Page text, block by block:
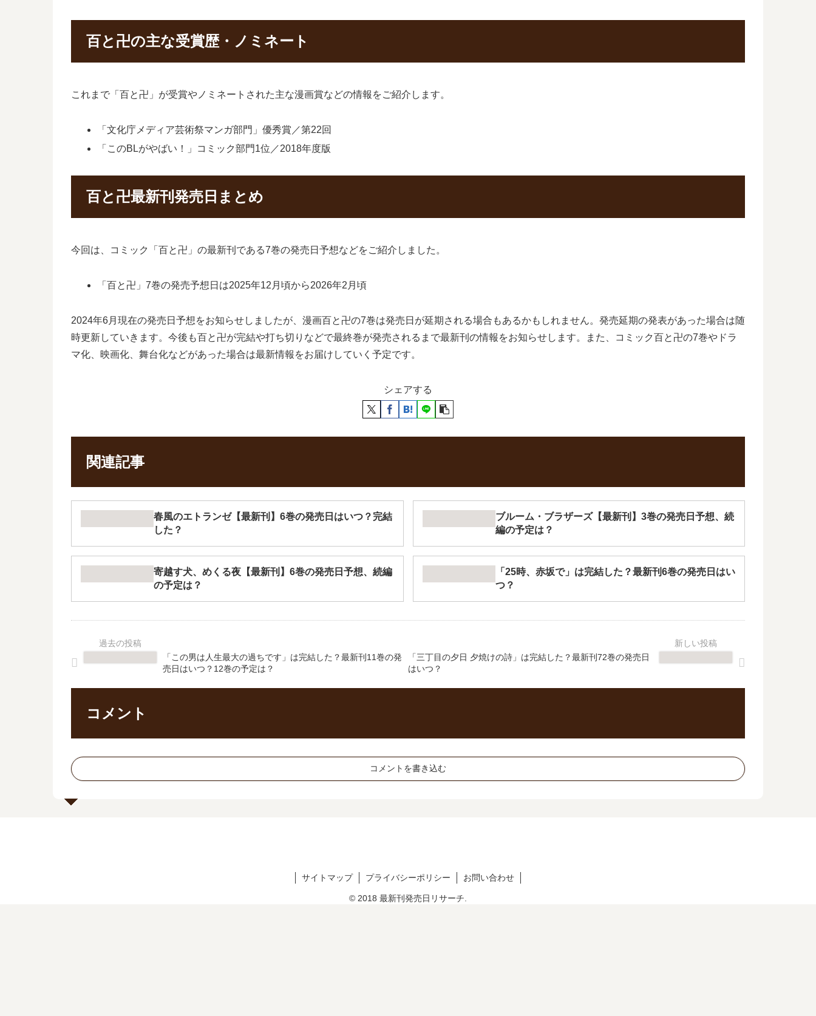
百と卍の主な受賞歴・ノミネート
これまで「百と卍」が受賞やノミネートされた主な漫画賞などの情報をご紹介します。
「文化庁メディア芸術祭マンガ部門」優秀賞／第22回
「このBLがやばい！」コミック部門1位／2018年度版
百と卍最新刊発売日まとめ
今回は、コミック「百と卍」の最新刊である7巻の発売日予想などをご紹介しました。
「百と卍」7巻の発売予想日は2025年12月頃から2026年2月頃
2024年6月現在の発売日予想をお知らせしましたが、漫画百と卍の7巻は発売日が延期される場合もあるかもしれません。発売延期の発表があった場合は随
時更新していきます。今後も百と卍が完結や打ち切りなどで最終巻が発売されるまで最新刊の情報をお知らせします。また、コミック百と卍の7巻やドラ
マ化、映画化、舞台化などがあった場合は最新情報をお届けしていく予定です。
シェアする
関連記事
春風のエトランゼ【最新刊】6巻の発売日はいつ？完結
した？
ブルーム・ブラザーズ【最新刊】3巻の発売日予想、続
編の予定は？
寄越す犬、めくる夜【最新刊】6巻の発売日予想、続編
の予定は？
「25時、赤坂で」は完結した？最新刊6巻の発売日はい
つ？
「この男は人生最大の過ちです」は完結した？最新刊11巻の発
売日はいつ？12巻の予定は？
「三丁目の夕日 夕焼けの詩」は完結した？最新刊72巻の発売日
はいつ？
コメント
コメントを書き込む
サイトマップ プライバシーポリシー お問い合わせ
© 2018 最新刊発売日リサーチ.